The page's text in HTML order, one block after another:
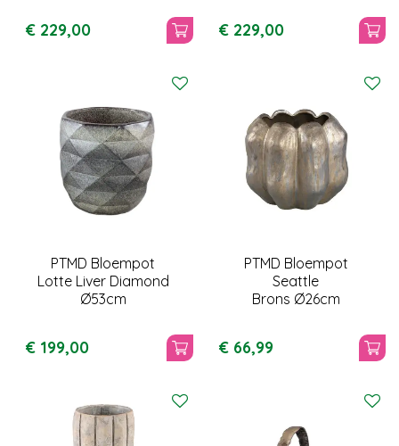
€ 229,00 € 229,00
PTMD Bloempot
Lotte Liver Diamond
Ø53cm
€ 199,00
PTMD Bloempot
Seattle
Brons Ø26cm
€ 66,99